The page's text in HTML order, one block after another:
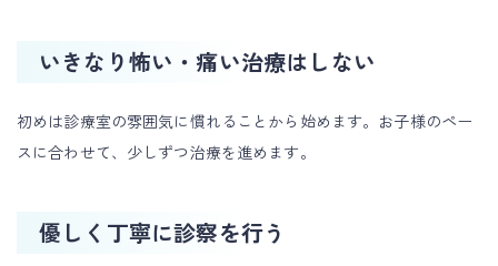
いきなり怖い・痛い治療はしない
初めは診療室の雰囲気に慣れることから始めます。お子様のペー
スに合わせて、少しずつ治療を進めます。
優しく丁寧に診察を行う